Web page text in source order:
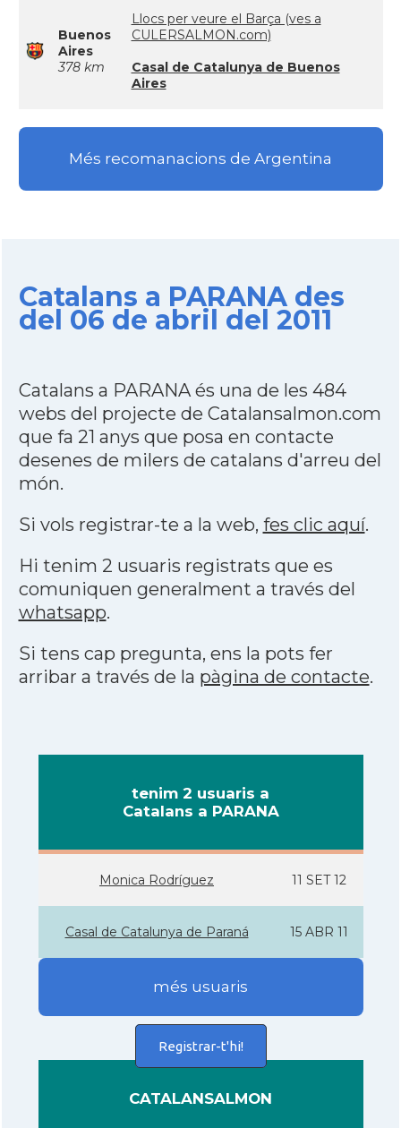
Buenos
Aires
378 km
Llocs per veure el Barça (ves a
CULERSALMON.com)
Casal de Catalunya de Buenos
Aires
Més recomanacions de Argentina
Catalans a PARANA des
del 06 de abril del 2011
Catalans a PARANA és una de les 484
webs del projecte de Catalansalmon.com
que fa 21 anys que posa en contacte
desenes de milers de catalans d'arreu del
món.
Si vols registrar-te a la web, fes clic aquí.
Hi tenim 2 usuaris registrats que es
comuniquen generalment a través del
whatsapp.
Si tens cap pregunta, ens la pots fer
arribar a través de la pàgina de contacte.
tenim 2 usuaris a
Catalans a PARANA
Monica Rodrí­guez 11 SET 12
Casal de Catalunya de Paraná 15 ABR 11
més usuaris
Registrar-t'hi!
CATALANSALMON